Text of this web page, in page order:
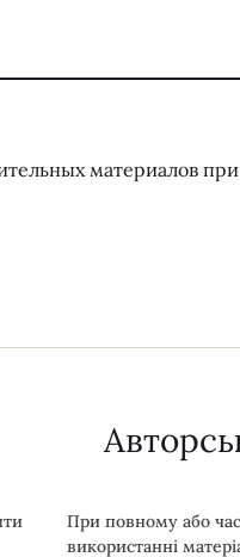
материалов
При повному або
використанні